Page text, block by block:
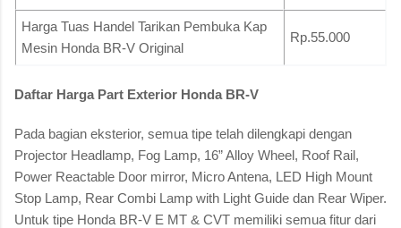
Harga Tuas Handel Tarikan Pembuka Kap
Mesin Honda BR-V Original
Rp.55.000
Daftar Harga Part Exterior Honda BR-V
Pada bagian eksterior, semua tipe telah dilengkapi dengan
Projector Headlamp, Fog Lamp, 16” Alloy Wheel, Roof Rail,
Power Reactable Door mirror, Micro Antena, LED High Mount
Stop Lamp, Rear Combi Lamp with Light Guide dan Rear Wiper.
Untuk tipe Honda BR-V E MT & CVT memiliki semua fitur dari